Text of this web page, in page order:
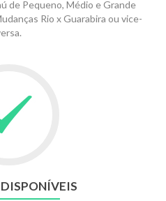
de Pequeno, Médio e Grande
Rio x Guarabira ou vice-